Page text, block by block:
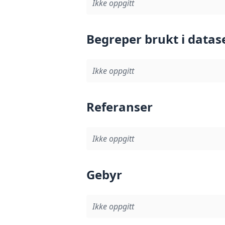
Ikke oppgitt
Begreper brukt i
Ikke oppgitt
Referanser
Ikke oppgitt
Gebyr
Ikke oppgitt